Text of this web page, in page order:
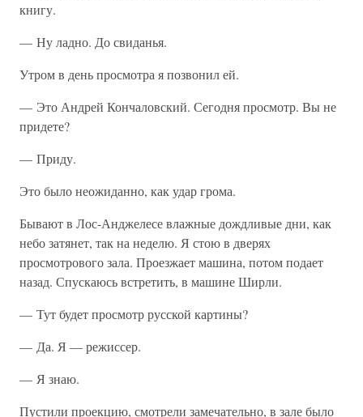
книгу.
— Ну ладно. До свиданья.
Утром в день просмотра я позвонил ей.
— Это Андрей Кончаловский. Сегодня просмотр. Вы не
придете?
— Приду.
Это было неожиданно, как удар грома.
Бывают в Лос-Анджелесе влажные дождливые дни, как
небо затянет, так на неделю. Я стою в дверях
просмотрового зала. Проезжает машина, потом подает
назад. Спускаюсь встретить, в машине Ширли.
— Тут будет просмотр русской картины?
— Да. Я — режиссер.
— Я знаю.
Пустили проекцию, смотрели замечательно, в зале было